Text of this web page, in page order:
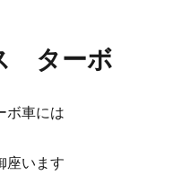
ターボ
車には
座います